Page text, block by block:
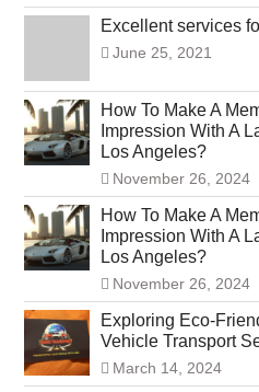
Excellent services
June 25, 2021
How To Make A
Impression With A
Los Angeles?
November 26, 2024
How To Make A
Impression With A
Los Angeles?
November 26, 2024
Exploring Eco-
Vehicle Transport
March 14, 2024